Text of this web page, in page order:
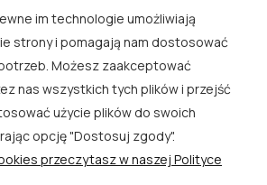
ROSA ĆWIK
SKLEP
EXTRA
im technologie umożliwiają
strony i pomagają nam dostosować
Możesz zaakceptować
nas wszystkich tych plików i przejść
użycie plików do swoich
opcję "Dostosuj zgody".
przeczytasz w naszej Polityce